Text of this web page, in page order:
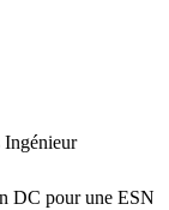
Ingénieur
DC pour une ESN